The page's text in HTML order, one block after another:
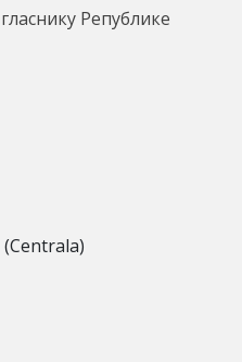
Републике
(Centrala)